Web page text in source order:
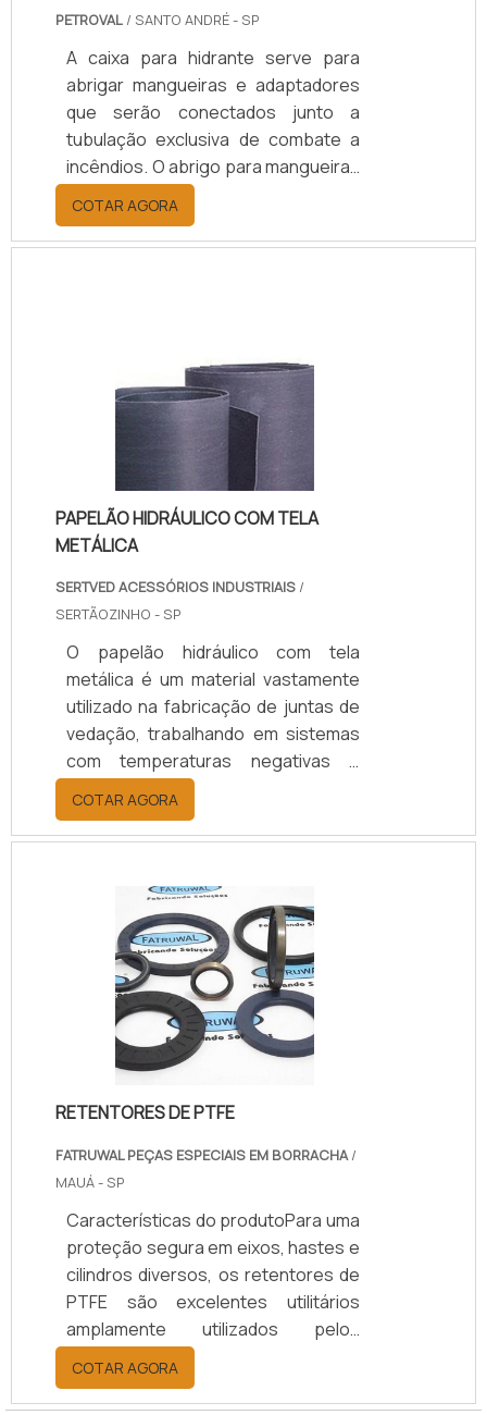
PETROVAL / SANTO ANDRÉ - SP
A caixa para hidrante serve para
abrigar mangueiras e adaptadores
que serão conectados junto a
tubulação exclusiva de combate a
incêndios. O abrigo para mangueiras
possui porta estampada com
ventilação frontal com reforço
interno, visor e identificação de
bombeiros e associação Brasileira
de Normas Técnicas A.B.N.T.Sobre a
empresaA Petroval atua no setor de
válvulas e materiais hidráulicos há
COTAR AGORA
PAPELÃO HIDRÁULICO COM TELA
METÁLICA
SERTVED ACESSÓRIOS INDUSTRIAIS /
SERTÃOZINHO - SP
O papelão hidráulico com tela
metálica é um material vastamente
utilizado na fabricação de juntas de
vedação, trabalhando em sistemas
com temperaturas negativas e
positivas. O material evita o escape
de diversos tipos de líquidos – seja
neutro, como a água, ou
óleos e combustíveis.Os papelões
são feitos com diferentes base de
fibras, cargas reforçadas e outros
elementos estáveis a altas
temperaturas, que contam com
elastômeros através de processo
de mistura e c.
COTAR AGORA
RETENTORES DE PTFE
FATRUWAL PEÇAS ESPECIAIS EM BORRACHA/
MAUÁ - SP
Características do produtoPara uma
proteção segura em eixos, hastes e
cilindros diversos, os retentores de
PTFE são excelentes utilitários
amplamente utilizados pelos
profissionais da área especializada.
Por serem robustos e
COTAR AGORA